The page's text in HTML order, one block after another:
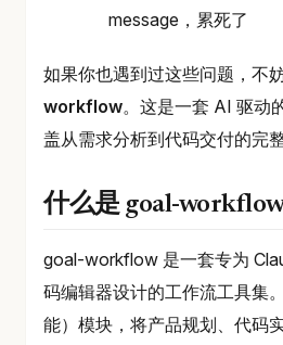
message，累死了
如果你也遇到过这些问题，不
workflow。这是一套 AI 驱动
盖从需求分析到代码交付的完
什么是 goal-
goal-workflow 是一套专为
码编辑器设计的工作流工具集
能）模块，将产品规划、代码